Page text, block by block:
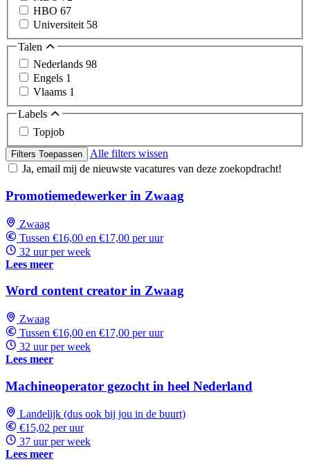
HBO 67
Universiteit 58
Talen
Nederlands 98
Engels 1
Vlaams 1
Labels
Topjob
Filters Toepassen
Alle filters wissen
Ja, email mij de nieuwste vacatures van deze zoekopdracht!
Promotiemedewerker in Zwaag
Zwaag
Tussen €16,00 en €17,00 per uur
32 uur per week
Lees meer
Word content creator in Zwaag
Zwaag
Tussen €16,00 en €17,00 per uur
32 uur per week
Lees meer
Machineoperator gezocht in heel Nederland
Landelijk (dus ook bij jou in de buurt)
€15,02 per uur
37 uur per week
Lees meer